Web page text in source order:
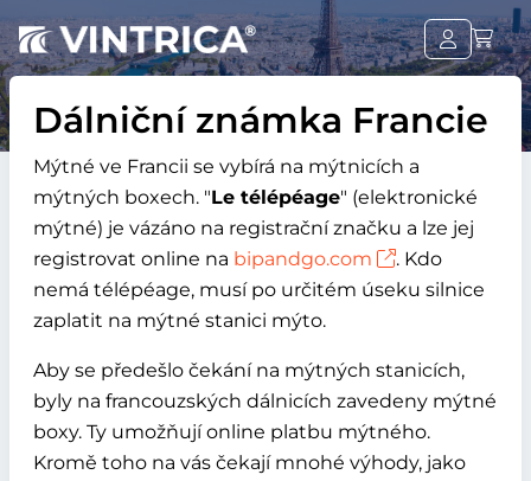
Dálniční známka Francie
Mýtné ve Francii se vybírá na mýtnicích a
mýtných boxech. Le télépéage (elektronické
mýtné) je vázáno na registrační značku a lze jej
registrovat online na bipandgo.com
. Kdo
nemá télépéage, musí po určitém úseku silnice
zaplatit na mýtné stanici mýto.
Aby se předešlo čekání na mýtných stanicích,
byly na francouzských dálnicích zavedeny mýtné
boxy. Ty umožňují online platbu mýtného.
Kromě toho na vás čekají mnohé výhody, jako